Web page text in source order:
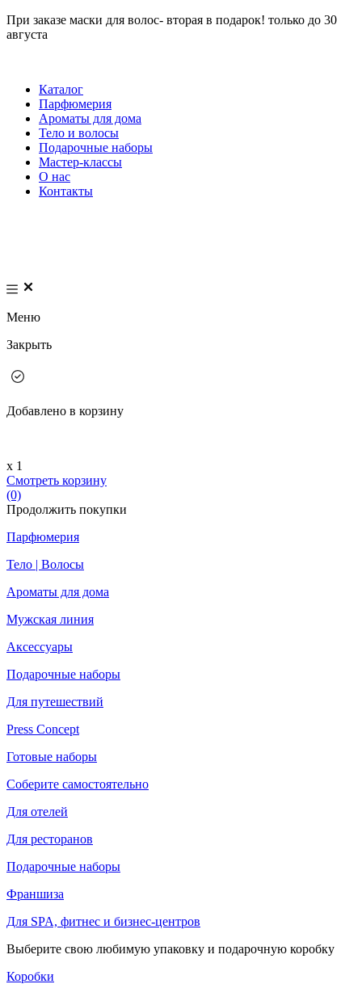
При заказе маски для волос- вторая в подарок! только до 30
августа
Каталог
Парфюмерия
Ароматы для дома
Тело и волосы
Подарочные наборы
Мастер-классы
О нас
Контакты
Меню
Закрыть
Добавлено в корзину
х 1
Смотреть корзину
(0)
Продолжить покупки
Парфюмерия
Тело | Волосы
Ароматы для дома
Мужская линия
Аксессуары
Подарочные наборы
Для путешествий
Press Concept
Готовые наборы
Соберите самостоятельно
Для отелей
Для ресторанов
Подарочные наборы
Франшиза
Для SPA, фитнес и бизнес-центров
Выберите свою любимую упаковку и подарочную коробку
Коробки